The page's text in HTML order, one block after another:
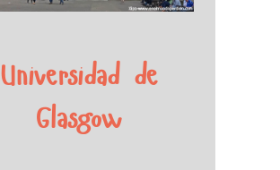
Universidad de
Glasgow